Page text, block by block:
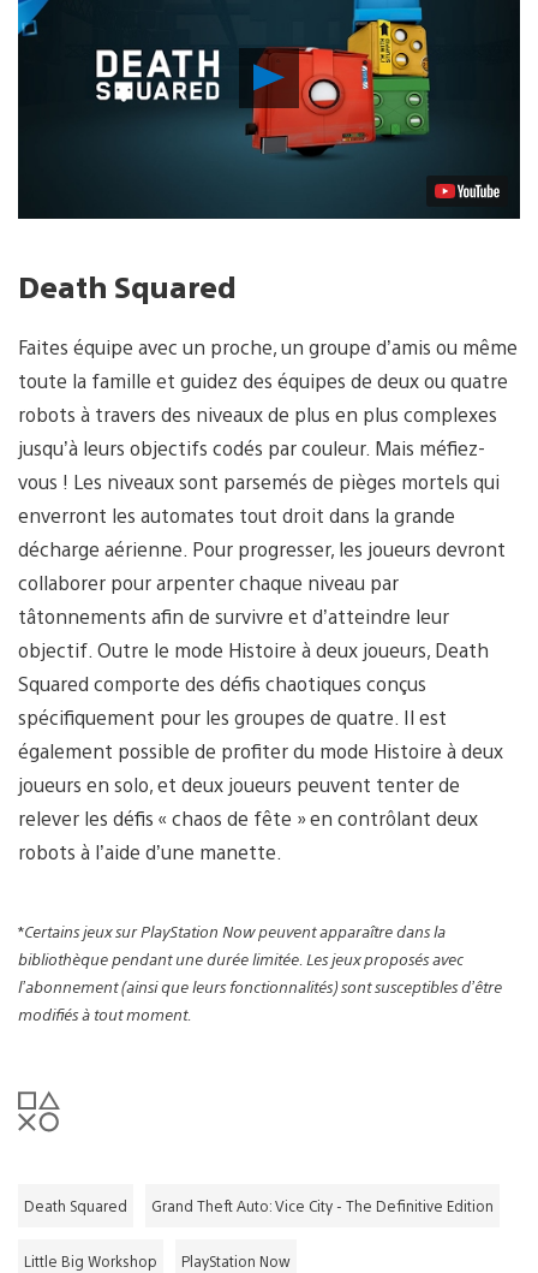
Lancer
vidéo
Death Squared
Faites équipe avec un proche, un groupe d’amis ou même
toute la famille et guidez des équipes de deux ou quatre
robots à travers des niveaux de plus en plus complexes
jusqu’à leurs objectifs codés par couleur. Mais méfiez-
vous ! Les niveaux sont parsemés de pièges mortels qui
enverront les automates tout droit dans la grande
décharge aérienne. Pour progresser, les joueurs devront
collaborer pour arpenter chaque niveau par
tâtonnements afin de survivre et d’atteindre leur
objectif. Outre le mode Histoire à deux joueurs, Death
Squared comporte des défis chaotiques conçus
spécifiquement pour les groupes de quatre. Il est
également possible de profiter du mode Histoire à deux
joueurs en solo, et deux joueurs peuvent tenter de
relever les défis « chaos de fête » en contrôlant deux
robots à l’aide d’une manette.
*Certains jeux sur PlayStation Now peuvent apparaître dans la
bibliothèque pendant une durée limitée. Les jeux proposés avec
l’abonnement (ainsi que leurs fonctionnalités) sont susceptibles d’être
modifiés à tout moment.
Death Squared Grand Theft Auto: Vice City - The Definitive Edition
Little Big Workshop PlayStation Now